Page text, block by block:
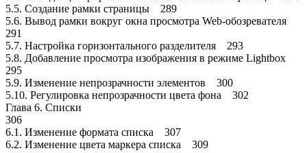
5.5. Создание рамки страницы 289
5.6. Вывод рамки вокруг окна просмотра Web-обозревателя
291
5.7. Настройка горизонтального разделителя 293
5.8. Добавление просмотра изображения в режиме Lightbox
295
5.9. Изменение непрозрачности элементов 300
5.10. Регулировка непрозрачности цвета фона 302
Глава 6. Списки
306
6.1. Изменение формата списка 307
6.2. Изменение цвета маркера списка 309